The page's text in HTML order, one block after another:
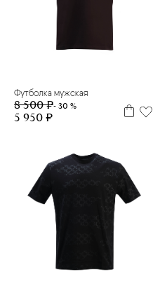
Футболка мужская
8 500 ₽- 30 %
5 950 ₽